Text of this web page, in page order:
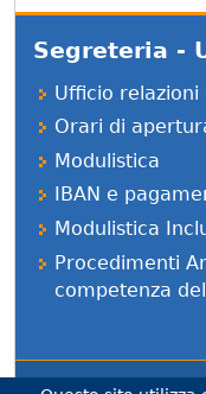
Segreteria -
Ufficio relazioni
Orari di
Modulistica
IBAN e
Modulistica
Procedimenti
competenza
Sito